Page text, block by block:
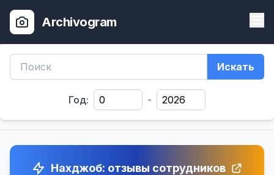
Archivogram
Искать
Год: -
Нахджоб: отзывы сотрудников